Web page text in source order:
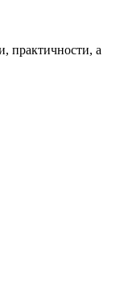
практичности, а